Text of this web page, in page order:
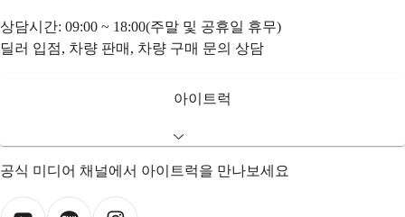
상담시간: 09:00 ~ 18:00(주말 및 공휴일 휴무)
딜러 입점, 차량 판매, 차량 구매 문의 상담
아이트럭
공식 미디어 채널에서 아이트럭을 만나보세요